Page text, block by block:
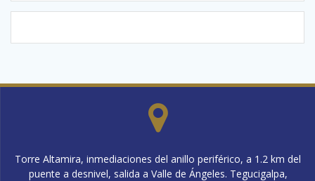
Torre Altamira, inmediaciones del anillo periférico, a 1.2 km del
puente a desnivel, salida a Valle de Ángeles. Tegucigalpa,